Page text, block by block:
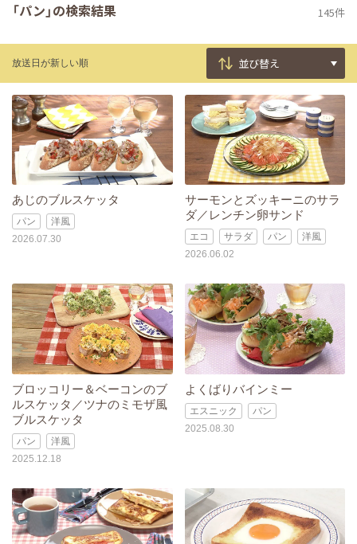
「パン」の検索結果 145件
放送日が新しい順
あじのブルスケッタ
パン
洋風
2026.07.30
サーモンとズッキーニのサラ
ダ／レンチン卵サンド
エコ サラダ パン
洋風
2026.06.02
ブロッコリー＆ベーコンのブ
ルスケッタ／ツナのミモザ風
ブルスケッタ
パン
洋風
2025.12.18
よくばりバインミー
エスニック
パン
2025.08.30